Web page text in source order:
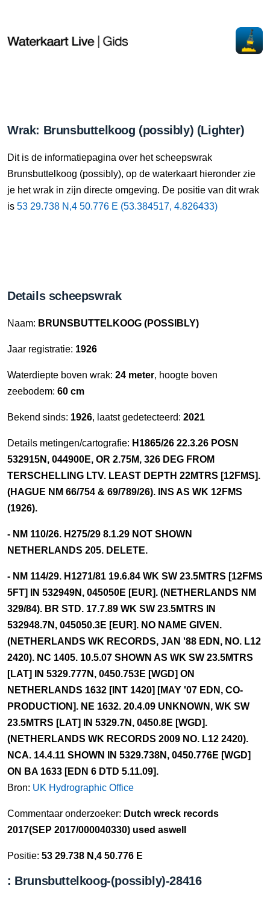
Wrak: Brunsbuttelkoog (possibly) (Lighter)
Dit is de informatiepagina over het scheepswrak
Brunsbuttelkoog (possibly), op de waterkaart hieronder zie
je het wrak in zijn directe omgeving. De positie van dit wrak
is 53 29.738 N,4 50.776 E (53.384517, 4.826433)
Details scheepswrak
Naam: BRUNSBUTTELKOOG (POSSIBLY)
Jaar registratie: 1926
Waterdiepte boven wrak: 24 meter, hoogte boven
zeebodem: 60 cm
Bekend sinds: 1926, laatst gedetecteerd: 2021
Details metingen/cartografie: H1865/26 22.3.26 POSN
532915N, 044900E, OR 2.75M, 326 DEG FROM
TERSCHELLING LTV. LEAST DEPTH 22MTRS [12FMS].
(HAGUE NM 66/754 & 69/789/26). INS AS WK 12FMS
(1926).
- NM 110/26. H275/29 8.1.29 NOT SHOWN
NETHERLANDS 205. DELETE.
- NM 114/29. H1271/81 19.6.84 WK SW 23.5MTRS [12FMS
5FT] IN 532949N, 045050E [EUR]. (NETHERLANDS NM
329/84). BR STD. 17.7.89 WK SW 23.5MTRS IN
532948.7N, 045050.3E [EUR]. NO NAME GIVEN.
(NETHERLANDS WK RECORDS, JAN '88 EDN, NO. L12
2420). NC 1405. 10.5.07 SHOWN AS WK SW 23.5MTRS
[LAT] IN 5329.777N, 0450.753E [WGD] ON
NETHERLANDS 1632 [INT 1420] [MAY '07 EDN, CO-
PRODUCTION]. NE 1632. 20.4.09 UNKNOWN, WK SW
23.5MTRS [LAT] IN 5329.7N, 0450.8E [WGD].
(NETHERLANDS WK RECORDS 2009 NO. L12 2420).
NCA. 14.4.11 SHOWN IN 5329.738N, 0450.776E [WGD]
ON BA 1633 [EDN 6 DTD 5.11.09].
Bron: UK Hydrographic Office
Commentaar onderzoeker: Dutch wreck records
2017(SEP 2017/000040330) used aswell
Positie: 53 29.738 N,4 50.776 E
: Brunsbuttelkoog-(possibly)-28416